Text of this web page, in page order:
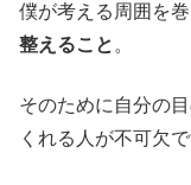
僕が考える周囲を巻
整えること 。
そのために自分の
くれる人が不可欠で